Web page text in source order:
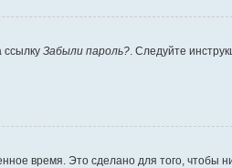
ссылку Забыли пароль?. Следуйте
время. Это сделано для того, чтобы